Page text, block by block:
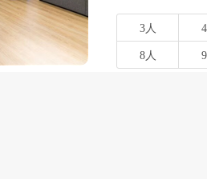
3人
8人